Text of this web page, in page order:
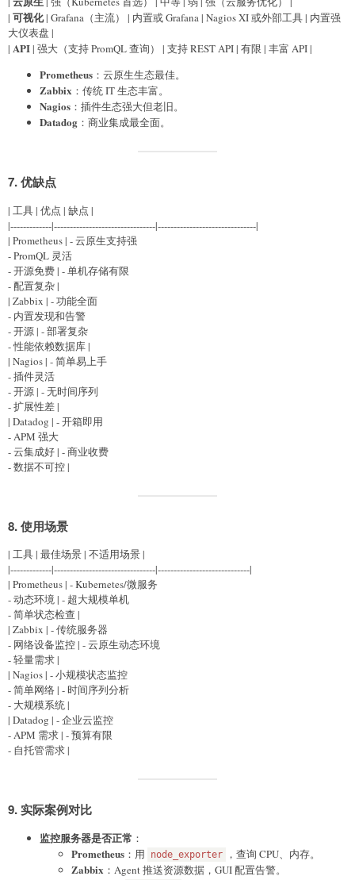
| 可视化| Grafana（主流） | 内置或 Grafana | Nagios XI 或外部工具 | 内置强
大仪表盘 |
| API| 强大（支持 PromQL 查询） | 支持 REST API | 有限 | 丰富 API |
Prometheus ：云原生生态最佳。
Zabbix ：传统 IT 生态丰富。
Nagios ：插件生态强大但老旧。
Datadog ：商业集成最全面。
7.优缺点
| 工具 | 优点 | 缺点 |
|-------------|--------------------------------|-------------------------------|
| Prometheus | - 云原生支持强
- PromQL 灵活
- 开源免费 | - 单机存储有限
- 配置复杂 |
| Zabbix | - 功能全面
- 内置发现和告警
- 开源 | - 部署复杂
- 性能依赖数据库 |
| Nagios | - 简单易上手
- 插件灵活
- 开源 | - 无时间序列
- 扩展性差 |
| Datadog | - 开箱即用
- APM 强大
- 云集成好 | - 商业收费
- 数据不可控 |
8.使用场景
| 工具 | 最佳场景 | 不适用场景 |
|-------------|--------------------------------|-----------------------------|
| Prometheus | - Kubernetes/微服务
- 动态环境 | - 超大规模单机
- 简单状态检查 |
| Zabbix | - 传统服务器
- 网络设备监控 | - 云原生动态环境
- 轻量需求 |
| Nagios | - 小规模状态监控
- 简单网络 | - 时间序列分析
- 大规模系统 |
| Datadog | - 企业云监控
- APM 需求 | - 预算有限
- 自托管需求 |
9.实际案例对比
监控服务器是否正常 ：
Prometheus ：用 node_exporter ，查询 CPU、内存。
Zabbix ：Agent 推送资源数据，GUI 配置告警。